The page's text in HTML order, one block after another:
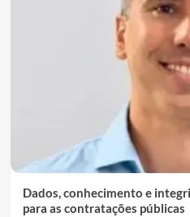
Dados, conhecimento e
para as contratações públicas